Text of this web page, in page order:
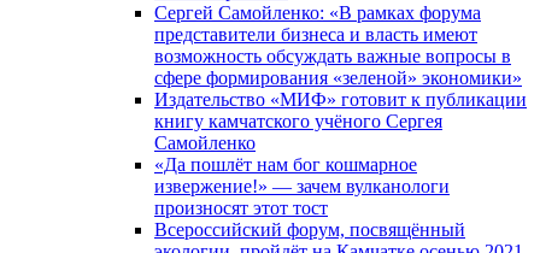
Сергей Самойленко: «В рамках форума
представители бизнеса и власть имеют
возможность обсуждать важные вопросы в
сфере формирования «зеленой» экономики»
Издательство «МИФ» готовит к публикации
книгу камчатского учёного Сергея
Самойленко
«Да пошлёт нам бог кошмарное
извержение!» — зачем вулканологи
произносят этот тост
Всероссийский форум, посвящённый